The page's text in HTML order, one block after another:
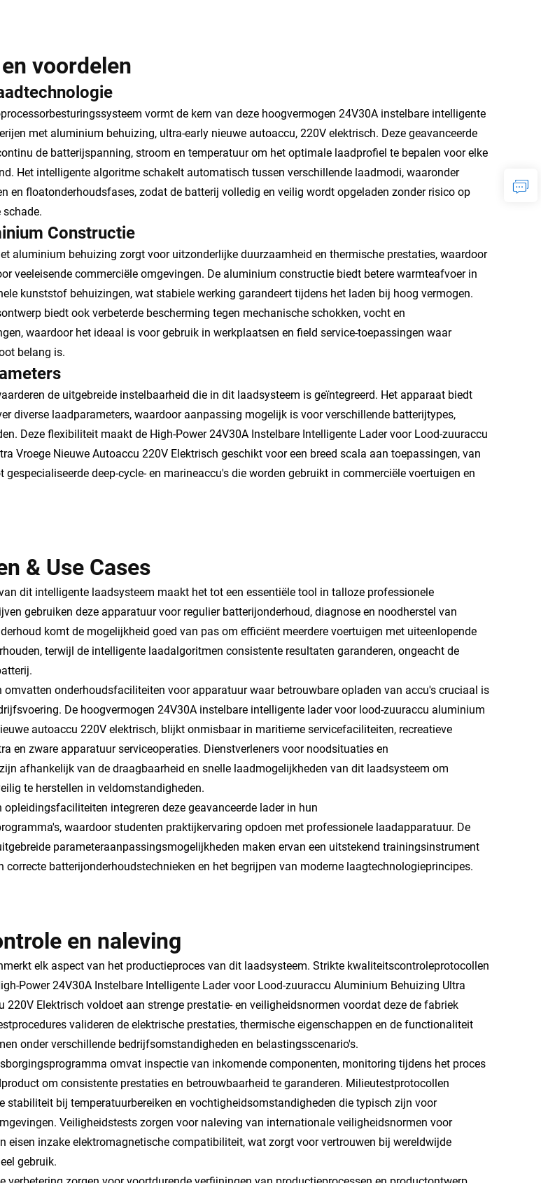
voordelen
vormt de kern van deze hoogvermogen 24V30A instelbare intelligente
met aluminium behuizing, ultra-early nieuwe autoaccu, 220V elektrisch. Deze geavanceerde
de batterijspanning, stroom en temperatuur om het optimale laadprofiel te bepalen voor elke
Het intelligente algoritme schakelt automatisch tussen verschillende laadmodi, waaronder
en floatonderhoudsfases, zodat de batterij volledig en veilig wordt opgeladen zonder risico op
Constructie
aluminium behuizing zorgt voor uitzonderlijke duurzaamheid en thermische prestaties, waardoor
veeleisende commerciële omgevingen. De aluminium constructie biedt betere warmteafvoer in
kunststof behuizingen, wat stabiele werking garandeert tijdens het laden bij hoog vermogen.
biedt ook verbeterde bescherming tegen mechanische schokken, vocht en
waardoor het ideaal is voor gebruik in werkplaatsen en field service-toepassingen waar
belang is.
de uitgebreide instelbaarheid die in dit laadsysteem is geïntegreerd. Het apparaat biedt
diverse laadparameters, waardoor aanpassing mogelijk is voor verschillende batterijtypes,
Deze flexibiliteit maakt de High-Power 24V30A Instelbare Intelligente Lader voor Lood-zuuraccu
Vroege Nieuwe Autoaccu 220V Elektrisch geschikt voor een breed scala aan toepassingen, van
deep-cycle- en marineaccu's die worden gebruikt in commerciële voertuigen en
& Use Cases
dit intelligente laadsysteem maakt het tot een essentiële tool in talloze professionele
gebruiken deze apparatuur voor regulier batterijonderhoud, diagnose en noodherstel van
komt de mogelijkheid goed van pas om efficiënt meerdere voertuigen met uiteenlopende
terwijl de intelligente laadalgoritmen consistente resultaten garanderen, ongeacht de
omvatten onderhoudsfaciliteiten voor apparatuur waar betrouwbare opladen van accu's cruciaal is
De hoogvermogen 24V30A instelbare intelligente lader voor lood-zuuraccu aluminium
autoaccu 220V elektrisch, blijkt onmisbaar in maritieme servicefaciliteiten, recreatieve
en zware apparatuur serviceoperaties. Dienstverleners voor noodsituaties en
afhankelijk van de draagbaarheid en snelle laadmogelijkheden van dit laadsysteem om
te herstellen in veldomstandigheden.
integreren deze geavanceerde lader in hun
waardoor studenten praktijkervaring opdoen met professionele laadapparatuur. De
parameteraanpassingsmogelijkheden maken ervan een uitstekend trainingsinstrument
correcte batterijonderhoudstechnieken en het begrijpen van moderne laagtechnologieprincipes.
en naleving
elk aspect van het productieproces van dit laadsysteem. Strikte kwaliteitscontroleprotocollen
Power 24V30A Instelbare Intelligente Lader voor Lood-zuuraccu Aluminium Behuizing Ultra
220V Elektrisch voldoet aan strenge prestatie- en veiligheidsnormen voordat deze de fabriek
valideren de elektrische prestaties, thermische eigenschappen en de functionaliteit
onder verschillende bedrijfsomstandigheden en belastingsscenario's.
omvat inspectie van inkomende componenten, monitoring tijdens het proces
om consistente prestaties en betrouwbaarheid te garanderen. Milieutestprotocollen
stabiliteit bij temperatuurbereiken en vochtigheidsomstandigheden die typisch zijn voor
Veiligheidstests zorgen voor naleving van internationale veiligheidsnormen voor
eisen inzake elektromagnetische compatibiliteit, wat zorgt voor vertrouwen bij wereldwijde
gebruik.